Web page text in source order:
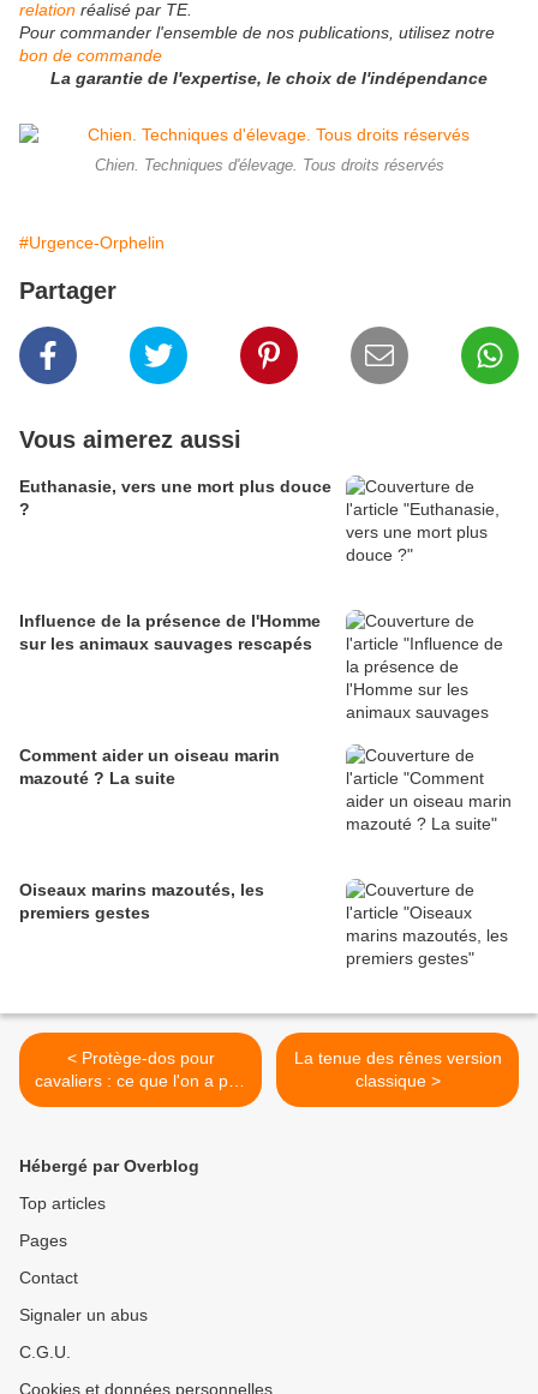
relation réalisé par TE.
Pour commander l'ensemble de nos publications , utilisez notre
bon de commande
La garantie de l'expertise, le choix de l'indépendance
Chien. Techniques d'élevage. Tous droits réservés
#Urgence-Orphelin
Partager
Vous aimerez aussi
Euthanasie, vers une mort plus douce
?
Influence de la présence de l'Homme
sur les animaux sauvages rescapés
Comment aider un oiseau marin
mazouté ? La suite
Oiseaux marins mazoutés, les
premiers gestes
< Protège-dos pour
cavaliers : ce que l'on a pas
voulu vous dire...
La tenue des rênes version
classique >
Hébergé par Overblog
Top articles
Pages
Contact
Signaler un abus
C.G.U.
Cookies et données personnelles